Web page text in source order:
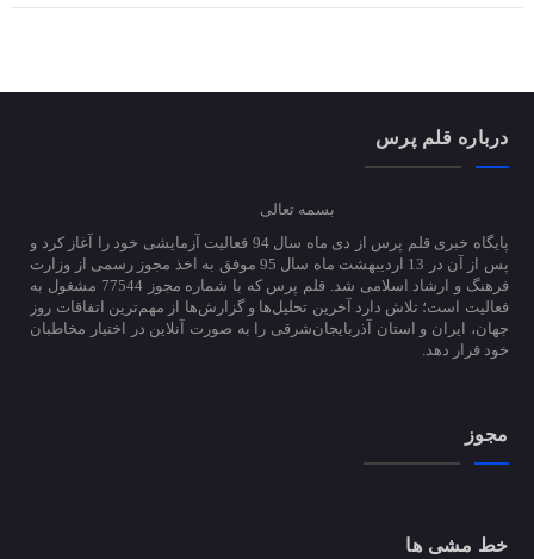
درباره قلم پرس
بسمه تعالی
پایگاه خبری قلم پرس از دی ماه سال 94 فعالیت آزمایشی خود را آغاز کرد و
پس از آن در 13 اردیبهشت ماه سال 95 موفق به اخذ مجوز رسمی از وزارت
فرهنگ و ارشاد اسلامی شد. قلم پرس که با شماره مجوز 77544 مشغول به
فعالیت است؛ تلاش دارد آخرین تحلیل‌ها و گزارش‌ها از مهم‌ترین اتفاقات روز
جهان، ایران و استان آذربایجان‌شرقی را به صورت آنلاین در اختیار مخاطبان
خود قرار دهد.
مجوز
خط مشی ها